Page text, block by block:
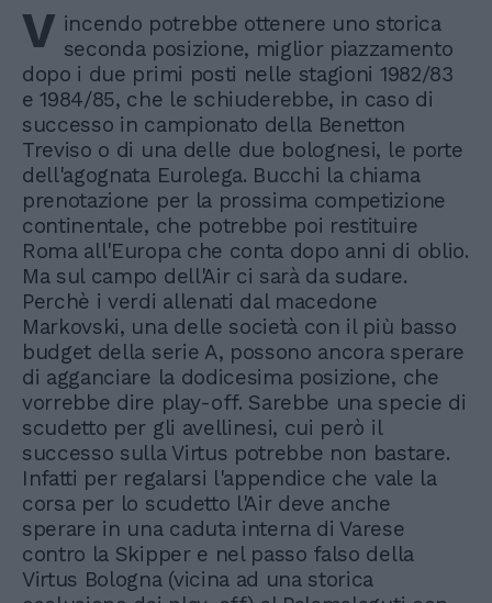
V incendo potrebbe ottenere uno storica
seconda posizione, miglior piazzamento
dopo i due primi posti nelle stagioni 1982/83
e 1984/85, che le schiuderebbe, in caso di
successo in campionato della Benetton
Treviso o di una delle due bolognesi, le porte
dell'agognata Eurolega. Bucchi la chiama
prenotazione per la prossima competizione
continentale, che potrebbe poi restituire
Roma all'Europa che conta dopo anni di oblio.
Ma sul campo dell'Air ci sarà da sudare.
Perchè i verdi allenati dal macedone
Markovski, una delle società con il più basso
budget della serie A, possono ancora sperare
di agganciare la dodicesima posizione, che
vorrebbe dire play-off. Sarebbe una specie di
scudetto per gli avellinesi, cui però il
successo sulla Virtus potrebbe non bastare.
Infatti per regalarsi l'appendice che vale la
corsa per lo scudetto l'Air deve anche
sperare in una caduta interna di Varese
contro la Skipper e nel passo falso della
Virtus Bologna (vicina ad una storica